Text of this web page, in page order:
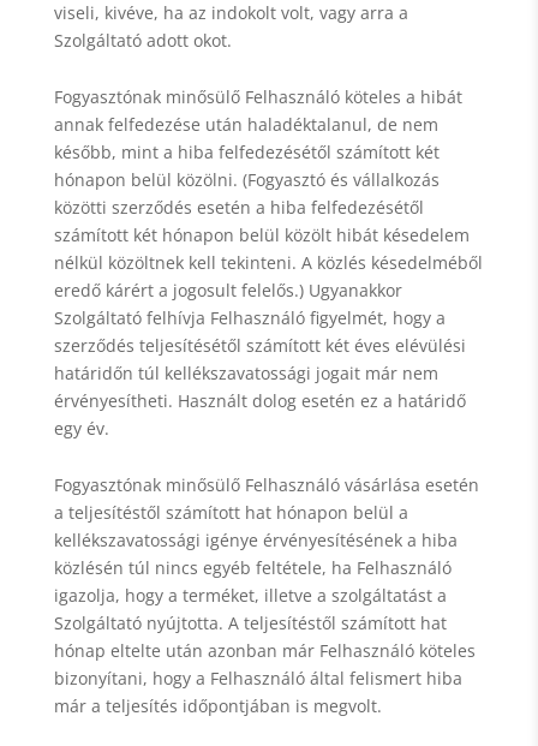
viseli, kivéve, ha az indokolt volt, vagy arra a
Szolgáltató adott okot.
Fogyasztónak minősülő Felhasználó köteles a hibát
annak felfedezése után haladéktalanul, de nem
később, mint a hiba felfedezésétől számított két
hónapon belül közölni. (Fogyasztó és vállalkozás
közötti szerződés esetén a hiba felfedezésétől
számított két hónapon belül közölt hibát késedelem
nélkül közöltnek kell tekinteni. A közlés késedelméből
eredő kárért a jogosult felelős.) Ugyanakkor
Szolgáltató felhívja Felhasználó figyelmét, hogy a
szerződés teljesítésétől számított két éves elévülési
határidőn túl kellékszavatossági jogait már nem
érvényesítheti. Használt dolog esetén ez a határidő
egy év.
Fogyasztónak minősülő Felhasználó vásárlása esetén
a teljesítéstől számított hat hónapon belül a
kellékszavatossági igénye érvényesítésének a hiba
közlésén túl nincs egyéb feltétele, ha Felhasználó
igazolja, hogy a terméket, illetve a szolgáltatást a
Szolgáltató nyújtotta. A teljesítéstől számított hat
hónap eltelte után azonban már Felhasználó köteles
bizonyítani, hogy a Felhasználó által felismert hiba
már a teljesítés időpontjában is megvolt.